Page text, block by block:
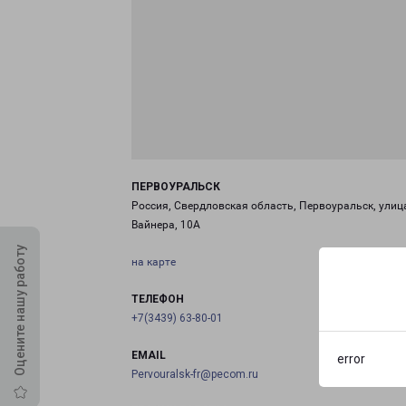
error
Оцените нашу работу
ПЕРВОУРАЛЬСК
Россия, Свердловская область, Первоуральск,
Вайнера, 10А
на карте
ТЕЛЕФОН
+7(3439) 63-80-01
EMAIL
Pervouralsk-fr@pecom.ru